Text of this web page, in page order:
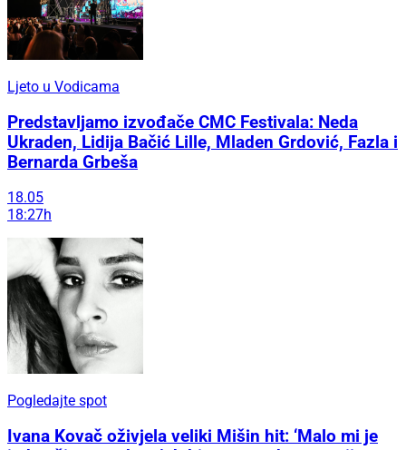
Ljeto u Vodicama
Predstavljamo izvođače CMC Festivala: Neda
Ukraden, Lidija Bačić Lille, Mladen Grdović, Fazla i
Bernarda Grbeša
18.05
18:27h
Pogledajte spot
Ivana Kovač oživjela veliki Mišin hit: ‘Malo mi je